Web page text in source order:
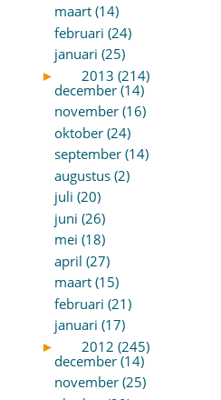
maart (14)
februari (24)
januari (25)
►
2013 (214)
december (14)
november (16)
oktober (24)
september (14)
augustus (2)
juli (20)
juni (26)
mei (18)
april (27)
maart (15)
februari (21)
januari (17)
►
2012 (245)
december (14)
november (25)